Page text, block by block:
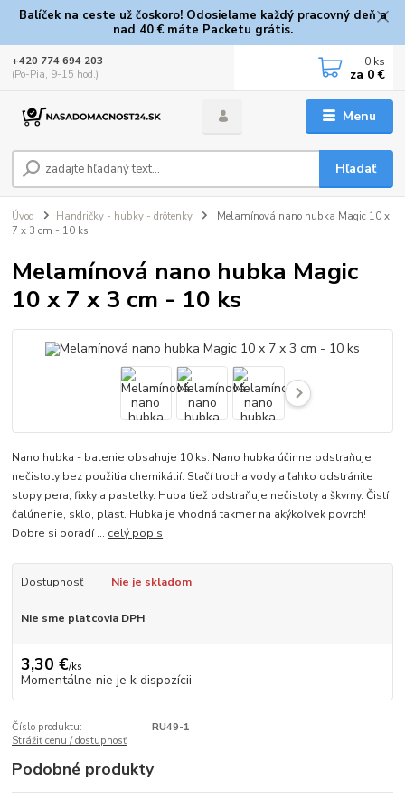
Balíček na ceste už čoskoro! Odosielame každý pracovný deň a
nad 40 € máte Packetu grátis.
Menu
Hľadať
+420 774 694 203
(Po-Pia, 9-15 hod.)
0 ks
za 0 €
Úvod Handričky - hubky - drôtenky
Melamínová nano hubka Magic 10 x
7 x 3 cm - 10 ks
Melamínová nano hubka Magic
10 x 7 x 3 cm - 10 ks
Nano hubka - balenie obsahuje 10 ks. Nano hubka účinne odstraňuje
nečistoty bez použitia chemikálií. Stačí trocha vody a ľahko odstránite
stopy pera, fixky a pastelky. Huba tiež odstraňuje nečistoty a škvrny. Čistí
čalúnenie, sklo, plast. Hubka je vhodná takmer na akýkoľvek povrch!
Dobre si poradí ... celý popis
Dostupnosť Nie je skladom
Nie sme platcovia DPH
3,30 €/ks
Momentálne nie je k dispozícii
Číslo produktu:
RU49-1
Strážiť cenu / dostupnosť
Podobné produkty